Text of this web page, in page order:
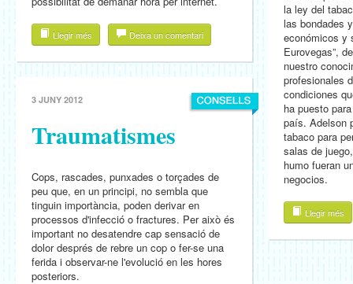
Llegir més Deixa un comentari
3 JUNY 2012
Traumatismes
Cops, rascades, punxades o torçades de
peu que, en un principi, no sembla que
tinguin importància, poden derivar en
processos d'infecció o fractures. Per això és
important no desatendre cap sensació de
dolor després de rebre un cop o fer-se una
ferida i observar-ne l'evolució en les hores
posteriors.
la ley del
las bondades
económicos y
Eurovegas”,
nuestro
profesionales
condiciones
ha puesto
país. Adelson
tabaco para
salas de
humo fueran
negocios.
Llegir més